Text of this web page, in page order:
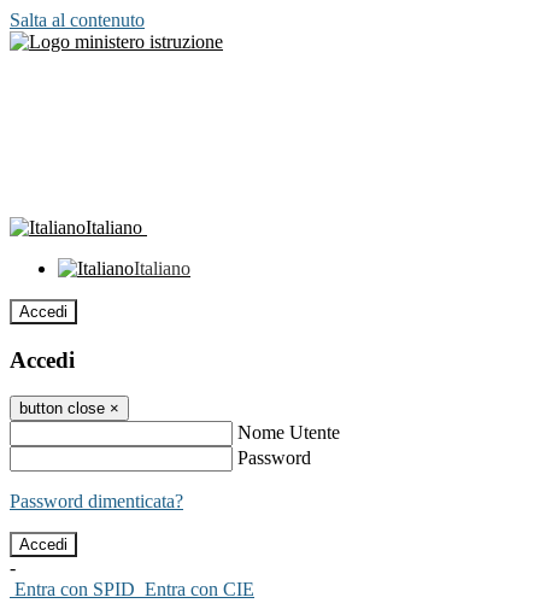
Salta al contenuto
Italiano
Italiano
Accedi
Accedi
button close ×
Nome Utente
Password
Password dimenticata?
-
Entra con SPID Entra con CIE